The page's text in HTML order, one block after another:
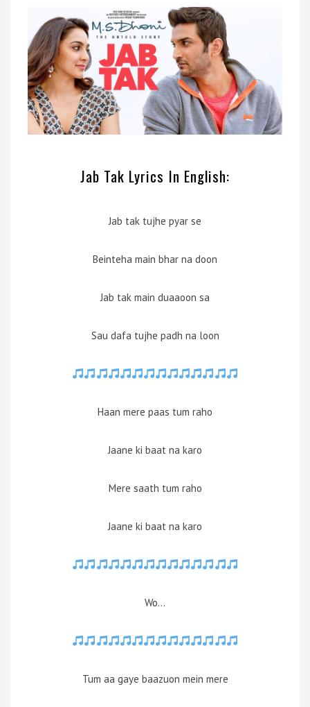
Jab Tak Lyrics In English:
Jab tak tujhe pyar se
Beinteha main bhar na doon
Jab tak main duaaoon sa
Sau dafa tujhe padh na loon
Haan mere paas tum raho
Jaane ki baat na karo
Mere saath tum raho
Jaane ki baat na karo
Wo…
Tum aa gaye baazuon mein mere